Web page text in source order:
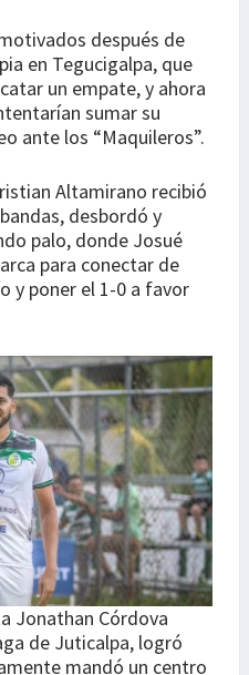
después de
en Tegucigalpa, que
un empate, y ahora
sumar su
ante los “Maquileros”.
Altamirano recibió
desbordó y
palo, donde Josué
para conectar de
y poner el 1-0 a favor
Jonathan Córdova
de Juticalpa, logró
mandó un centro